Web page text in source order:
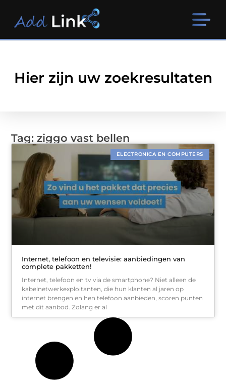
Hier zijn uw zoekresultaten
Tag: ziggo vast bellen
ELECTRONICA EN COMPUTERS
Internet, telefoon en televisie: aanbiedingen van
complete pakketten!
Internet, telefoon en tv via de smartphone? Niet alleen de
kabelnetwerkexploitanten, die hun klanten al jaren op
internet brengen en hen telefoon aanbieden, scoren punten
met dit aanbod. Zolang er al